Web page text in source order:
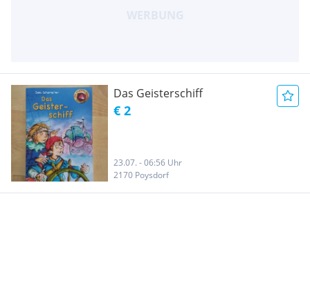
Das Geisterschiff
€ 2
23.07. - 06:56 Uhr
2170 Poysdorf